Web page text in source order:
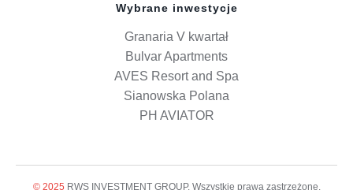
Wybrane inwestycje
Granaria V kwartał
Bulvar Apartments
AVES Resort and Spa
Sianowska Polana
PH AVIATOR
© 2025 RWS INVESTMENT GROUP. Wszystkie prawa zastrzeżone.